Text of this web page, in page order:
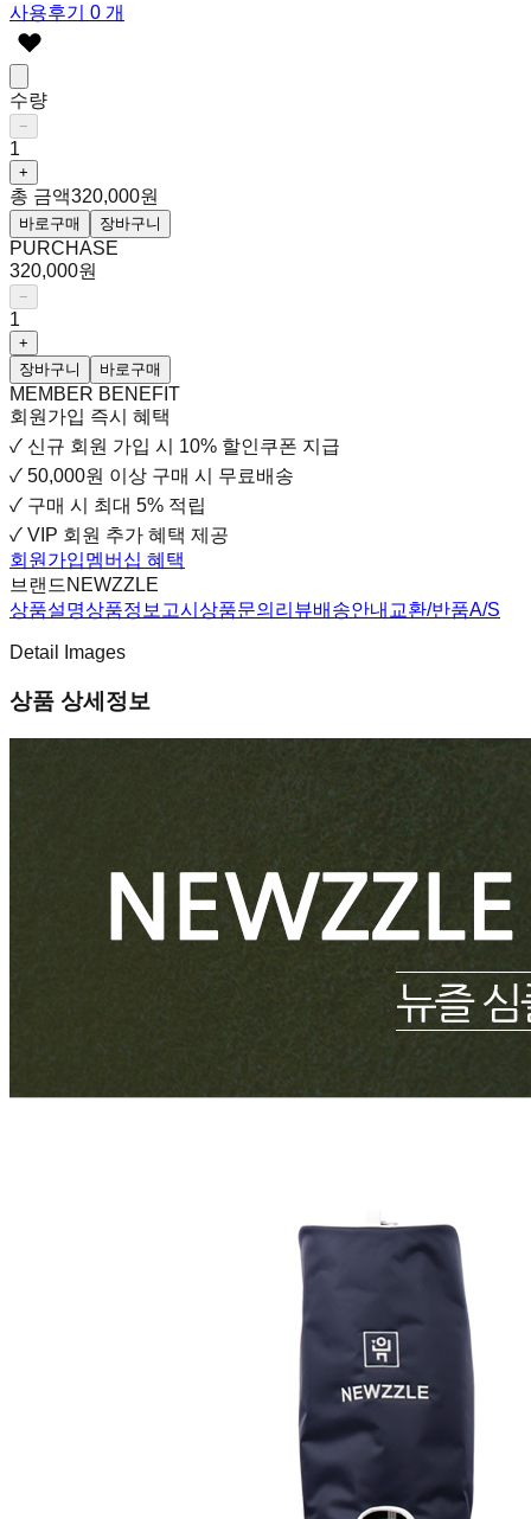
사용후기 0 개
수량
−
1
+
총 금액320,000원
바로구매 장바구니
PURCHASE
320,000원
−
1
+
장바구니
바로구매
MEMBER BENEFIT
회원가입 즉시 혜택
✓ 신규 회원 가입 시 10% 할인쿠폰 지급
✓ 50,000원 이상 구매 시 무료배송
✓ 구매 시 최대 5% 적립
✓ VIP 회원 추가 혜택 제공
회원가입멤버십 혜택
브랜드 NEWZZLE
상품설명상품정보고시 상품문의 리뷰배송안내 교환/반품A/S
Detail Images
상품 상세정보